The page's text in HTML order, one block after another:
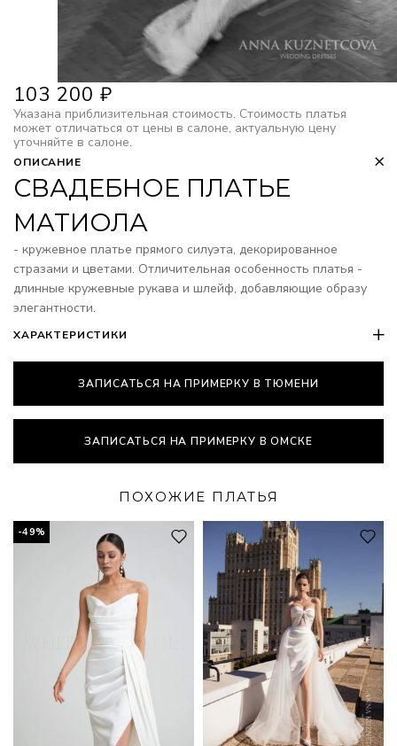
103 200 ₽
Указана приблизительная стоимость. Стоимость платья
может отличаться от цены в салоне, актуальную цену
уточняйте в салоне.
ОПИСАНИЕ
СВАДЕБНОЕ ПЛАТЬЕ
МАТИОЛА
- кружевное платье прямого силуэта, декорированное
стразами и цветами. Отличительная особенность платья -
длинные кружевные рукава и шлейф, добавляющие образу
элегантности.
ХАРАКТЕРИСТИКИ
ЗАПИСАТЬСЯ НА ПРИМЕРКУ В ТЮМЕНИ
ЗАПИСАТЬСЯ НА ПРИМЕРКУ В ОМСКЕ
ПОХОЖИЕ ПЛАТЬЯ
-49%